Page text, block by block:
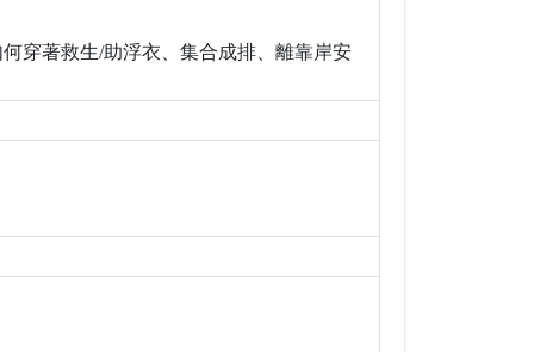
穿著救生/助浮衣、集合成排、離靠岸安